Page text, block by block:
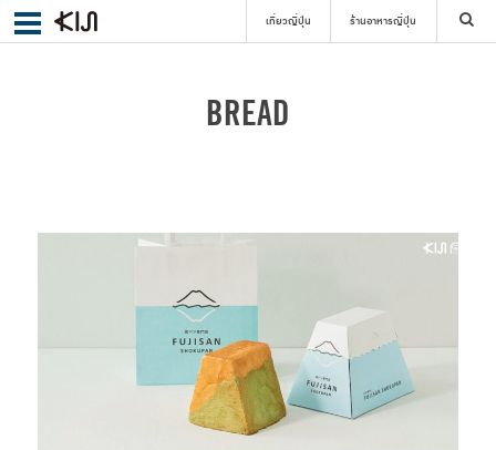
เที่ยวญี่ปุ่น ร้านอาหารญี่ปุ่น
BREAD